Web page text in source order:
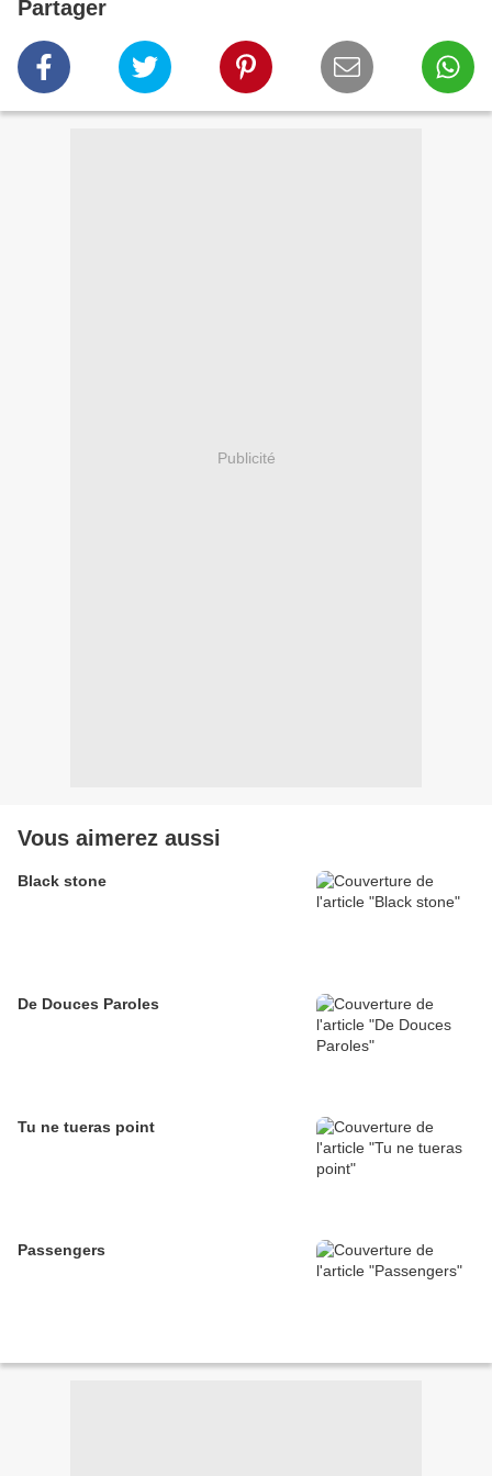
Partager
Publicité
Vous aimerez aussi
Black stone
De Douces Paroles
Tu ne tueras point
Passengers